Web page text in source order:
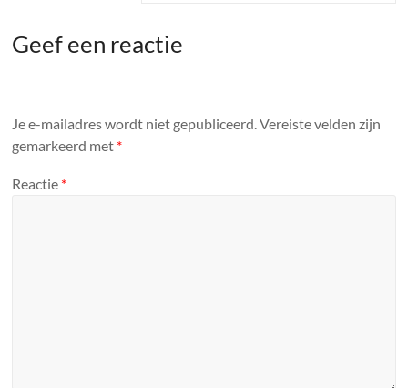
Geef een reactie
Je e-mailadres wordt niet gepubliceerd.Vereiste velden zijn
gemarkeerd met *
Reactie *